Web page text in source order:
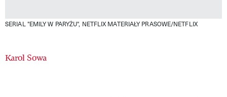
SERIAL "EMILY W PARYŻU", NETFLIX MATERIAŁY PRASOWE/NETFLIX
Authors
Karol Sowa